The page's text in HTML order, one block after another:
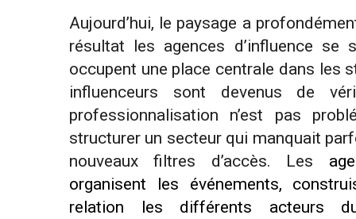
Aujourd’hui, le paysage a
résultat les agences d’influence se
occupent une place centrale dans les
influenceurs sont devenus de
professionnalisation n’est pas
structurer un secteur qui manquait
nouveaux filtres d’accès. Les
organisent les événements,
relation les différents acteurs